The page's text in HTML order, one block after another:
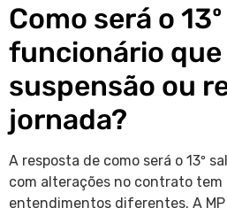
Como será o
funcionário que
suspensão ou
jornada?
A resposta de como será o 13º
com alterações no contrato tem
entendimentos diferentes. A